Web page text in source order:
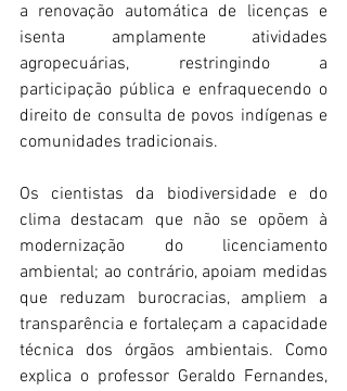
a renovação automática de licenças e
isenta amplamente atividades
agropecuárias, restringindo a
participação pública e enfraquecendo o
direito de consulta de povos indígenas e
comunidades tradicionais.
Os cientistas da biodiversidade e do
clima destacam que não se opõem à
modernização do licenciamento
ambiental; ao contrário, apoiam medidas
que reduzam burocracias, ampliem a
transparência e fortaleçam a capacidade
técnica dos órgãos ambientais. Como
explica o professor Geraldo Fernandes,